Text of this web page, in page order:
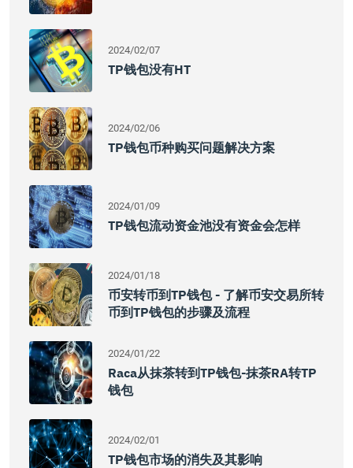
2024/02/07
TP钱包没有HT
2024/02/06
TP钱包币种购买问题解决方案
2024/01/09
TP钱包流动资金池没有资金会怎样
2024/01/18
币安转币到TP钱包 - 了解币安交易所转
币到TP钱包的步骤及流程
2024/01/22
Raca从抹茶转到TP钱包-抹茶RA转TP
钱包
2024/02/01
TP钱包市场的消失及其影响